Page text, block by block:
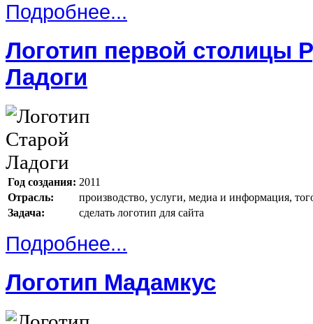
Подробнее...
Логотип первой столицы
Ладоги
Год создания: 2011
Отрасль:
производство, услуги, медиа и информация,
Задача:
сделать логотип для сайта
Подробнее...
Логотип Мадамкус